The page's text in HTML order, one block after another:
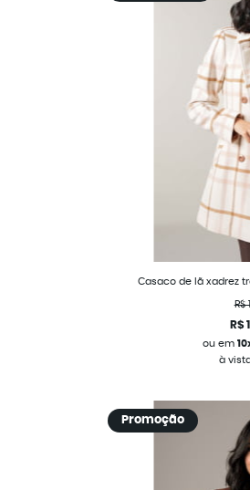
Casaco de lã xadrez
R$
R$
ou em
à
Promoção